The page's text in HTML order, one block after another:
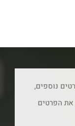
נוספים,
או מלאו את הפרטים